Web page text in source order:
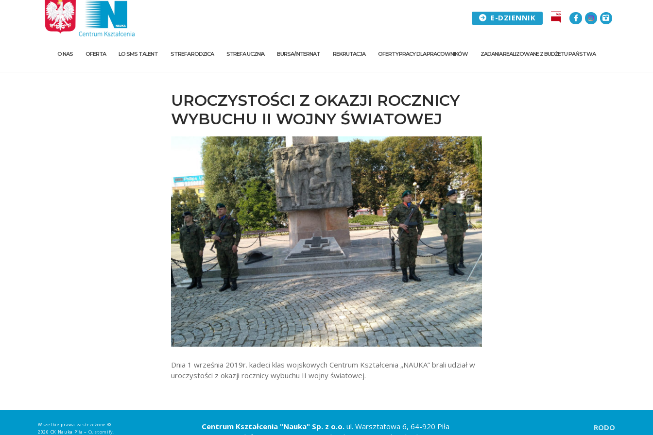
E-DZIENNIK
O NAS OFERTA LO SMS TALENT STREFA RODZICA STREFA UCZNIA BURSA/INTERNAT REKRUTACJA OFERTY PRACY DLA PRACOWNIKÓW ZADANIA REALIZOWANE Z BUDŻETU PAŃSTWA
O nas
Oferta
LO SMS Talent
Strefa rodzica
Strefa ucznia
Bursa/Internat
Rekrutacja
Oferty pracy dla pracowników
Zadania realizowane z budżetu państwa
UROCZYSTOŚCI Z OKAZJI ROCZNICY
WYBUCHU II WOJNY ŚWIATOWEJ
Dnia 1 września 2019r. kadeci klas wojskowych Centrum Kształcenia „NAUKA” brali udział w
uroczystości z okazji rocznicy wybuchu II wojny światowej.
Wszelkie prawa zastrzeżone ©
2026 CK Nauka Piła – Customify.
Centrum Kształcenia "Nauka" Sp. z o.o. ul. Warsztatowa 6, 64-920 Piła
RODO